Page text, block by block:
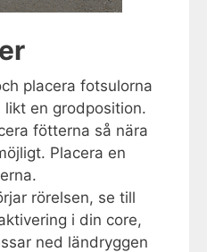
placera fotsulorna
likt en grodposition.
fötterna så nära
Placera en
rörelsen, se till
i din core,
ned ländryggen